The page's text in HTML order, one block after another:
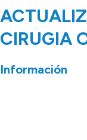
CIRUGIA
Información